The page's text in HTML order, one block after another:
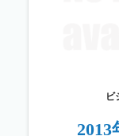
ビ